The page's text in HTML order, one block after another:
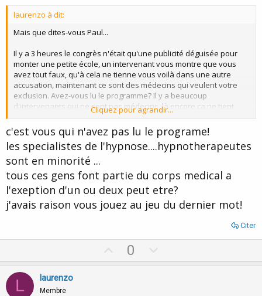
laurenzo à dit:
Mais que dites-vous Paul...
Il y a 3 heures le congrès n'était qu'une publicité déguisée pour
monter une petite école, un intervenant vous montre que vous
avez tout faux, qu'à cela ne tienne vous voilà dans une autre
accusation, maintenant ce sont des médecins qui veulent votre
exclusion. Avez-vous lu le programme? Il y a beaucoup
d'intervenants qui ne sont pas médecins, là encore ça ne tient
pas. Qu'allez-vous trouver maintenant...
Cliquez pour agrandir...
c'est vous qui n'avez pas lu le programe!
les specialistes de l'hypnose....hypnotherapeutes
sont en minorité ...
tous ces gens font partie du corps medical a
l'exeption d'un ou deux peut etre?
j'avais raison vous jouez au jeu du dernier mot!
Citer
p
0
o
L laurenzo
Membre